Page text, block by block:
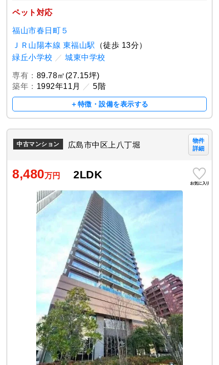
ペット対応
福山市春日町５
ＪＲ山陽本線 東福山駅
（徒歩 13分）
緑丘小学校 ／ 城東中学校
専有： 89.78㎡(27.15坪)
築年： 1992年11月 ／ 5階
＋特徴・設備を表示する
中古マンション 広島市中区上八丁堀
物件
詳細
8,480万円 2LDK